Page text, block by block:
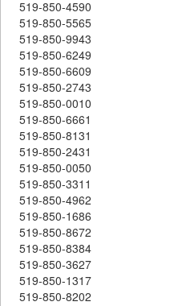
519-850-4590
519-850-5565
519-850-9943
519-850-6249
519-850-6609
519-850-2743
519-850-0010
519-850-6661
519-850-8131
519-850-2431
519-850-0050
519-850-3311
519-850-4962
519-850-1686
519-850-8672
519-850-8384
519-850-3627
519-850-1317
519-850-8202